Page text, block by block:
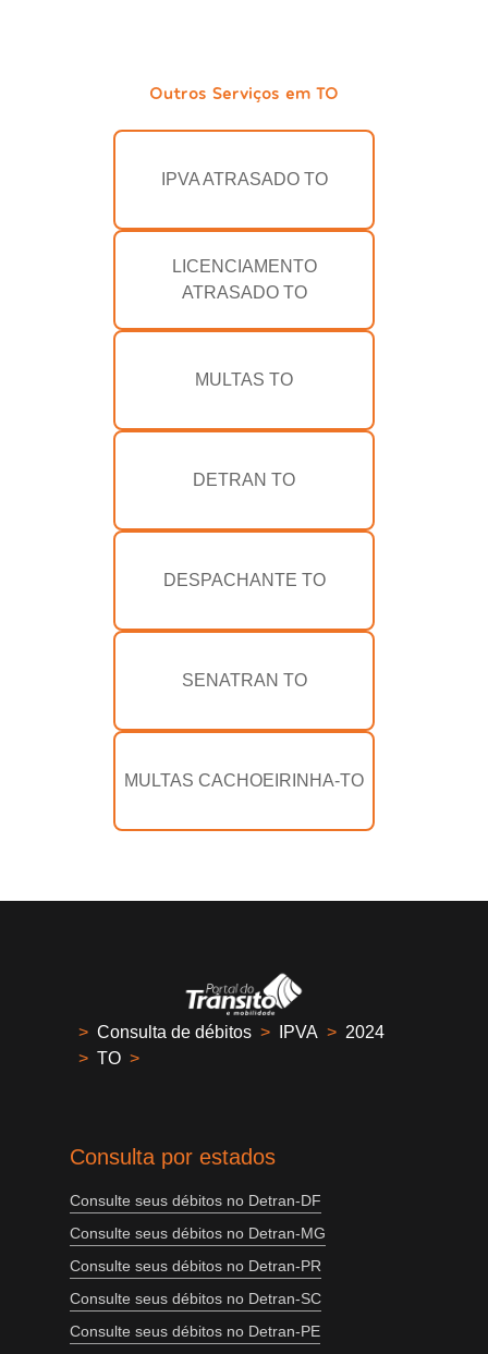
Outros Serviços em TO
IPVA ATRASADO TO
LICENCIAMENTO
ATRASADO TO
MULTAS TO
DETRAN TO
DESPACHANTE TO
SENATRAN TO
MULTAS CACHOEIRINHA-TO
> Consulta de débitos > IPVA > 2024
> TO >
Consulta por estados
Consulte seus débitos no Detran-DF
Consulte seus débitos no Detran-MG
Consulte seus débitos no Detran-PR
Consulte seus débitos no Detran-SC
Consulte seus débitos no Detran-PE